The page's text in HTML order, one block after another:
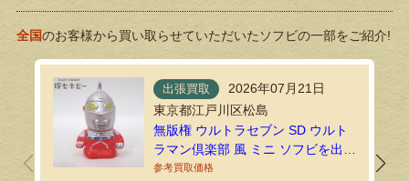
全国のお客様から買い取らせていただいたソフビの一部をご紹介!
出張買取
2026年07月21日
東京都江戸川区松島
無版権 ウルトラセブン SD ウルト
ラマン倶楽部 風 ミニ ソフビを出張
買取で拝見しました！